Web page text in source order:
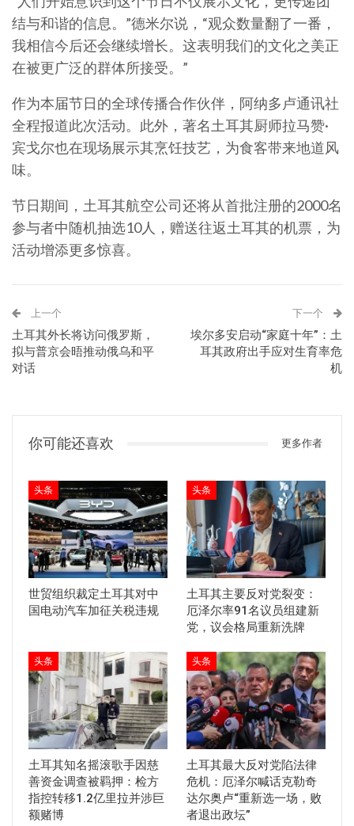
结与和谐的信息。”德米尔说，“观众数量翻了一番，
我相信今后还会继续增长。这表明我们的文化之美正
在被更广泛的群体所接受。”
作为本届节日的全球传播合作伙伴，阿纳多卢通讯社
全程报道此次活动。此外，著名土耳其厨师拉马赞·
宾戈尔也在现场展示其烹饪技艺，为食客带来地道风
味。
节日期间，土耳其航空公司还将从首批注册的2000名
参与者中随机抽选10人，赠送往返土耳其的机票，为
活动增添更多惊喜。
上一个
土耳其外长将访问俄罗斯，
拟与普京会晤推动俄乌和平
对话
下一个
埃尔多安启动“家庭十年”：土
耳其政府出手应对生育率危
机
你可能还喜欢 更多作者
头条
世贸组织裁定土耳其对中
国电动汽车加征关税违规
头条
土耳其主要反对党裂变：
厄泽尔率91名议员组建新
党，议会格局重新洗牌
头条
土耳其知名摇滚歌手因慈
善资金调查被羁押：检方
指控转移1.2亿里拉并涉巨
额赌博
头条
土耳其最大反对党陷法律
危机：厄泽尔喊话克勒奇
达尔奥卢“重新选一场，败
者退出政坛”